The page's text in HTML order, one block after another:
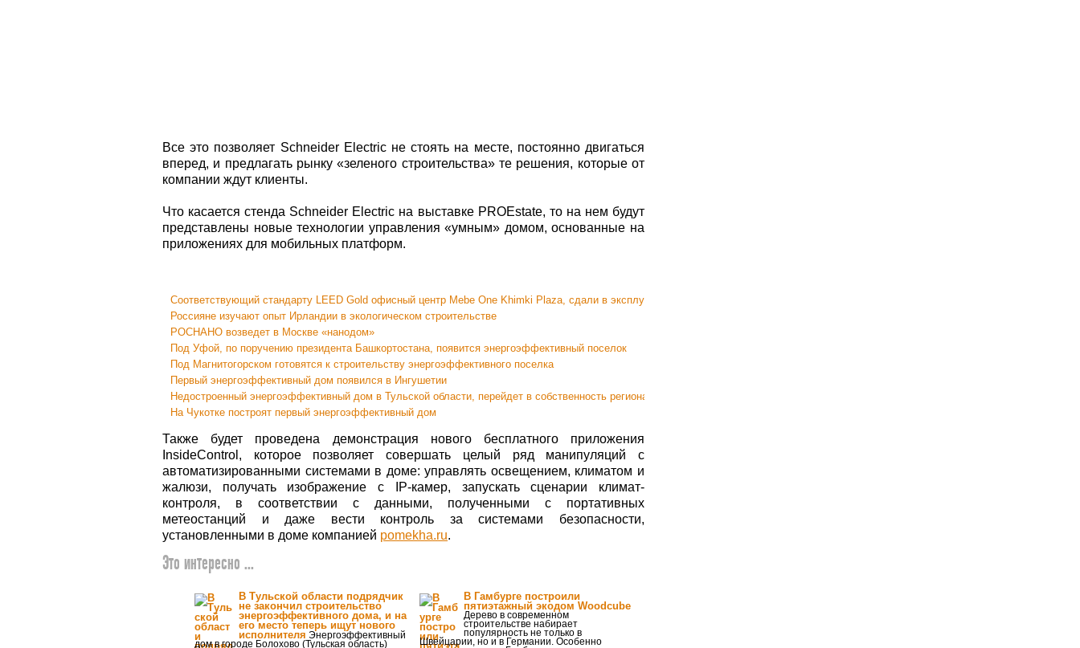
Все это позволяет Schneider Electric не стоять на месте, постоянно двигаться
вперед, и предлагать рынку «зеленого строительства» те решения, которые от
компании ждут клиенты.
Что касается стенда Schneider Electric на выставке PROEstate, то на нем будут
представлены новые технологии управления «умным» домом, основанные на
приложениях для мобильных платформ.
Соответствующий стандарту LEED Gold офисный центр Mebe One Khimki Plaza, сдали в эксплуатацию
Россияне изучают опыт Ирландии в экологическом строительстве
РОСНАНО возведет в Москве «нанодом»
Под Уфой, по поручению президента Башкортостана, появится энергоэффективный поселок
Под Магнитогорском готовятся к строительству энергоэффективного поселка
Первый энергоэффективный дом появился в Ингушетии
Недостроенный энергоэффективный дом в Тульской области, перейдет в собственность регионального правительства
На Чукотке построят первый энергоэффективный дом
Также будет проведена демонстрация нового бесплатного приложения
InsideControl, которое позволяет совершать целый ряд манипуляций с
автоматизированными системами в доме: управлять освещением, климатом и
жалюзи, получать изображение с IP-камер, запускать сценарии климат-
контроля, в соответствии с данными, полученными с портативных
метеостанций и даже вести контроль за системами безопасности,
установленными в доме компанией pomekha.ru.
Это интересно ...
В Тульской области подрядчик
не закончил строительство
энергоэффективного дома, и на
его место теперь ищут нового
исполнителя Энергоэффективный
дом в городе Болохово (Тульская область)
В Гамбурге построили
пятиэтажный экодом Woodcube
Дерево в современном
строительстве набирает
популярность не только в
Швейцарии, но и в Германии. Особенно